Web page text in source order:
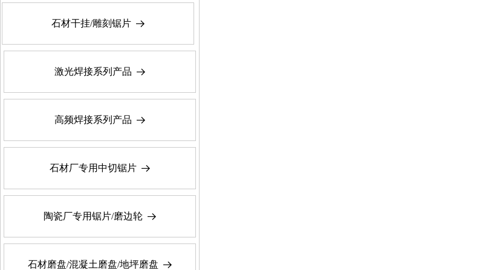
石材干挂/雕刻锯片 뀠
激光焊接系列产品 뀠
高频焊接系列产品 뀠
石材厂专用中切锯片 뀠
陶瓷厂专用锯片/磨边轮 뀠
石材磨盘/混凝土磨盘/地坪磨盘 뀠